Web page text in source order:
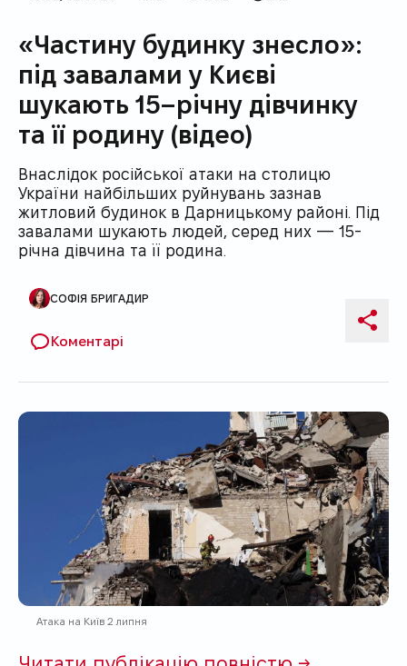
«Частину будинку знесло»:
під завалами у Києві
шукають 15–річну дівчинку
та її родину (відео)
Внаслідок російської атаки на столицю
України найбільших руйнувань зазнав
житловий будинок в Дарницькому районі. Під
завалами шукають людей, серед них — 15-
річна дівчина та її родина.
Автор публікації
СОФІЯ БРИГАДИР
Коментарі
Атака на Київ 2 липня